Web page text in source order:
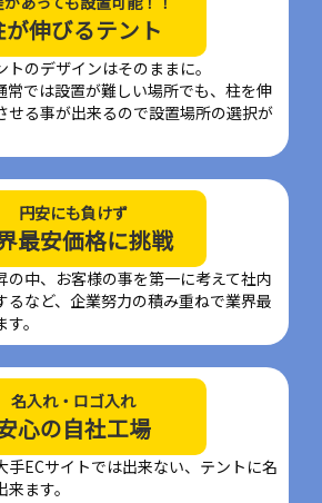
が伸びるテント
のデザインはそのままに。
常では設置が難しい場所でも、柱を伸
せる事が出来るので設置場所の選択が
円安にも負けず
最安価格に挑戦
の中、お客様の事を第一に考えて社内
るなど、企業努力の積み重ねで業界最
。
名入れ・ロゴ入れ
心の自社工場
手ECサイトでは出来ない、テントに名
ます。